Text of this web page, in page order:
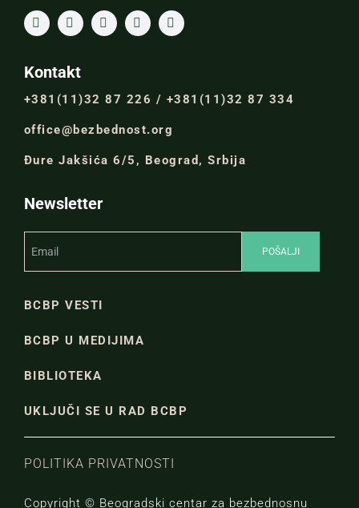
Kontakt
+381(11)32 87 226 / +381(11)32 87 334
office@bezbednost.org
Đure Jakšića 6/5, Beograd, Srbija
Newsletter
BCBP VESTI
BCBP U MEDIJIMA
BIBLIOTEKA
UKLJUČI SE U RAD BCBP
POLITIKA PRIVATNOSTI
Copyright © Beogradski centar za bezbednosnu